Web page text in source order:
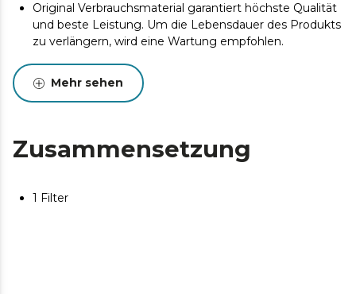
Original Verbrauchsmaterial garantiert höchste Qualität
und beste Leistung. Um die Lebensdauer des Produkts
zu verlängern, wird eine Wartung empfohlen.
Mehr sehen
Zusammensetzung
1 Filter